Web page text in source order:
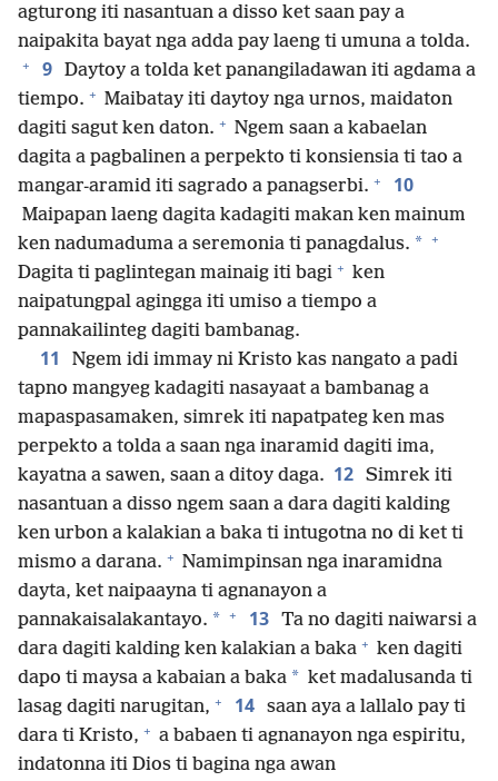
agturong iti nasantuan a disso ket saan pay a
naipakita bayat nga adda pay laeng ti umuna a tolda.
+ 9 Daytoy a tolda ket panangiladawan iti agdama a
tiempo. + Maibatay iti daytoy nga urnos, maidaton
dagiti sagut ken daton. + Ngem saan a kabaelan
dagita a pagbalinen a perpekto ti konsiensia ti tao a
mangar-aramid iti sagrado a panagserbi. + 10
Maipapan laeng dagita kadagiti makan ken mainum
ken nadumaduma a seremonia ti panagdalus. * +
Dagita ti paglintegan mainaig iti bagi + ken
naipatungpal agingga iti umiso a tiempo a
pannakailinteg dagiti bambanag.
11
Ngem idi immay ni Kristo kas nangato a padi
tapno mangyeg kadagiti nasayaat a bambanag a
mapaspasamaken, simrek iti napatpateg ken mas
perpekto a tolda a saan nga inaramid dagiti ima,
kayatna a sawen, saan a ditoy daga. 12 Simrek iti
nasantuan a disso ngem saan a dara dagiti kalding
ken urbon a kalakian a baka ti intugotna no di ket ti
mismo a darana. + Namimpinsan nga inaramidna
dayta, ket naipaayna ti agnanayon a
pannakaisalakantayo. * + 13 Ta no dagiti naiwarsi a
dara dagiti kalding ken kalakian a baka + ken dagiti
dapo ti maysa a kabaian a baka * ket madalusanda ti
lasag dagiti narugitan, + 14 saan aya a lallalo pay ti
dara ti Kristo, + a babaen ti agnanayon nga espiritu,
indatonna iti Dios ti bagina nga awan